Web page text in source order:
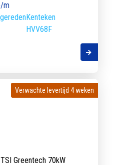
m
Kenteken
HVV68F
Verwachte levertijd 4 weken
Verwachte levertijd 4 weken